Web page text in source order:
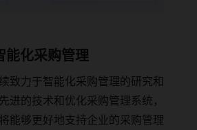
能化采购管理
致力于智能化采购管理的研究和
进的技术和优化采购管理系统，
能够更好地支持企业的采购管理